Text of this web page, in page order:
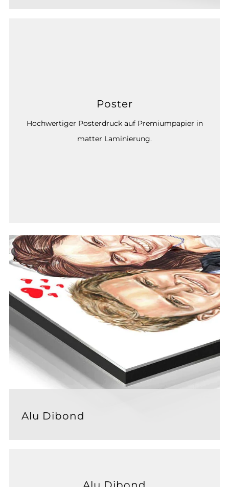
Poster
Hochwertiger Posterdruck auf Premiumpapier in
matter Laminierung.
Alu Dibond